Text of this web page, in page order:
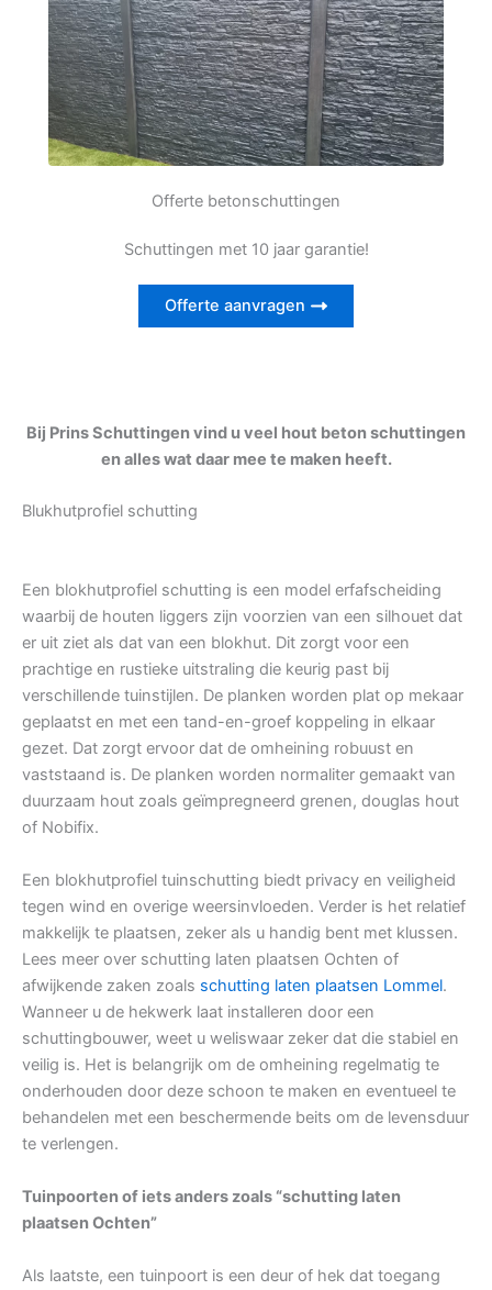
Offerte betonschuttingen
Schuttingen met 10 jaar garantie!
Offerte aanvragen
Bij Prins Schuttingen vind u veel hout beton schuttingen
en alles wat daar mee te maken heeft.
Blukhutprofiel schutting
Een blokhutprofiel schutting is een model erfafscheiding
waarbij de houten liggers zijn voorzien van een silhouet dat
er uit ziet als dat van een blokhut. Dit zorgt voor een
prachtige en rustieke uitstraling die keurig past bij
verschillende tuinstijlen. De planken worden plat op mekaar
geplaatst en met een tand-en-groef koppeling in elkaar
gezet. Dat zorgt ervoor dat de omheining robuust en
vaststaand is. De planken worden normaliter gemaakt van
duurzaam hout zoals geïmpregneerd grenen, douglas hout
of Nobifix.
Een blokhutprofiel tuinschutting biedt privacy en veiligheid
tegen wind en overige weersinvloeden. Verder is het relatief
makkelijk te plaatsen, zeker als u handig bent met klussen.
Lees meer over schutting laten plaatsen Ochten of
afwijkende zaken zoals schutting laten plaatsen Lommel.
Wanneer u de hekwerk laat installeren door een
schuttingbouwer, weet u weliswaar zeker dat die stabiel en
veilig is. Het is belangrijk om de omheining regelmatig te
onderhouden door deze schoon te maken en eventueel te
behandelen met een beschermende beits om de levensduur
te verlengen.
Tuinpoorten of iets anders zoals “schutting laten
plaatsen Ochten”
Als laatste, een tuinpoort is een deur of hek dat toegang